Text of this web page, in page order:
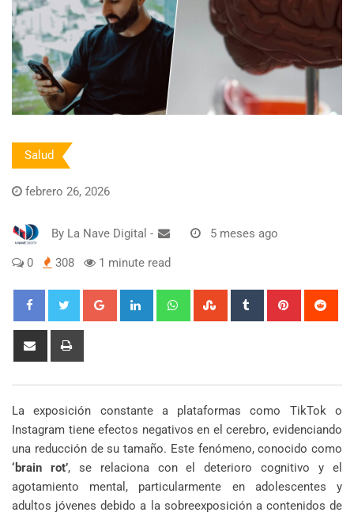
Salud
febrero 26, 2026
By La Nave Digital - 5 meses ago
0 308 1 minute read
Google+ LinkedIn WhatsappStumbleUpon
Tumblr Pinterest
Share
La exposición constante a plataformas como TikTok o
Instagram tiene efectos negativos en el cerebro, evidenciando
una reducción de su tamaño. Este fenómeno, conocido como
‘brain rot’, se relaciona con el deterioro cognitivo y el
agotamiento mental, particularmente en adolescentes y
adultos jóvenes debido a la sobreexposición a contenidos de